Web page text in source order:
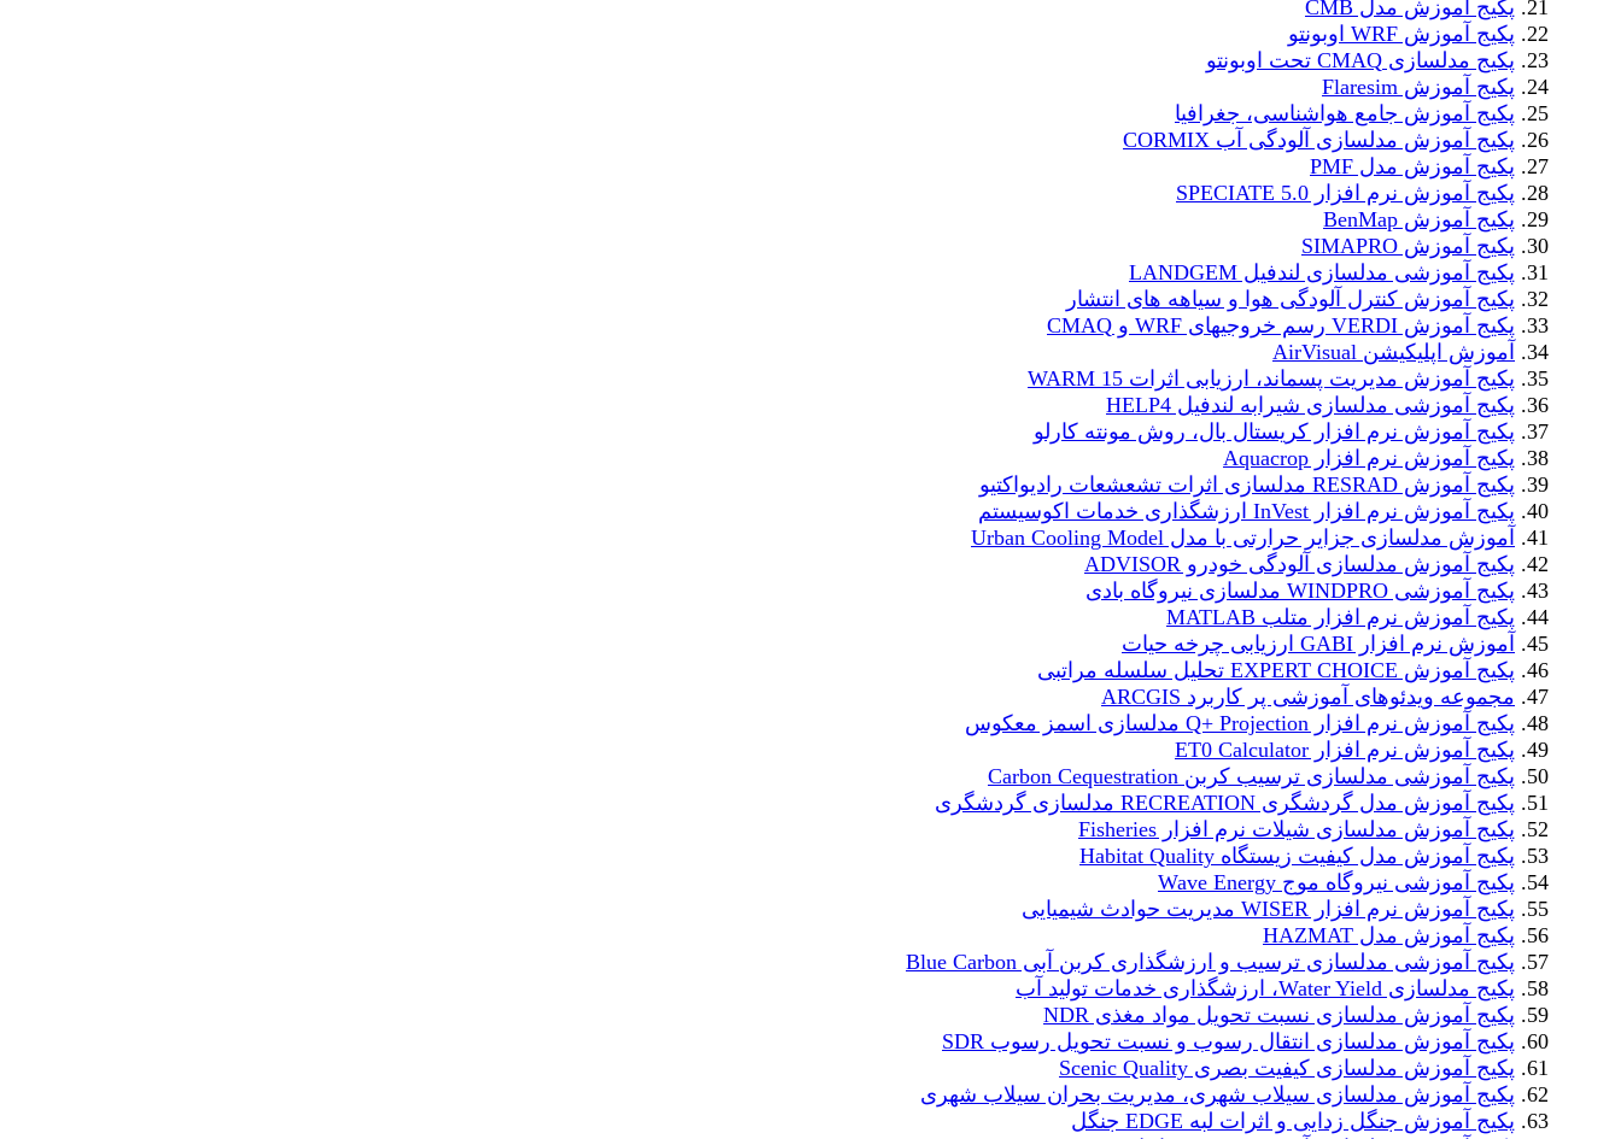
پکیج آموزش مدل CMB
پکیج آموزش WRF اوبونتو
پکیج مدلسازی CMAQ تحت اوبونتو
پکیج آموزش Flaresim
پکیج آموزش جامع هواشناسی، جغرافیا
پکیج آموزش مدلسازی آلودگی آب CORMIX
پکیج آموزش مدل PMF
پکیج آموزش نرم افزار SPECIATE 5.0
پکیج آموزش BenMap
پکیج آموزش SIMAPRO
پکیج آموزشی مدلسازی لندفیل LANDGEM
پکیج آموزش کنترل آلودگی هوا و سیاهه های انتشار
پکیج آموزش VERDI رسم خروجیهای WRF و CMAQ
آموزش اپلیکیشن AirVisual
پکیج آموزش مدیریت پسماند، ارزیابی اثرات WARM 15
پکیج آموزشی مدلسازی شیرابه لندفیل HELP4
پکیج آموزش نرم افزار کریستال بال، روش مونته کارلو
پکیج آموزش نرم افزار Aquacrop
پکیج آموزش RESRAD مدلسازی اثرات تشعشعات رادیواکتیو
پکیج آموزش نرم افزار InVest ارزشگذاری خدمات اکوسیستم
آموزش مدلسازی جزایر حرارتی با مدل Urban Cooling Model
پکیج آموزش مدلسازی آلودگی خودرو ADVISOR
پکیج آموزشی WINDPRO مدلسازی نیروگاه بادی
پکیج آموزش نرم افزار متلب MATLAB
آموزش نرم افزار GABI ارزیابی چرخه حیات
پکیج آموزش EXPERT CHOICE تحلیل سلسله مراتبی
مجموعه ویدئوهای آموزشی پر کاربرد ARCGIS
پکیج آموزش نرم افزار Q+ Projection مدلسازی اسمز معکوس
پکیج آموزش نرم افزار ET0 Calculator
پکیج آموزشی مدلسازی ترسیب کربن Carbon Cequestration
پکیج آموزش مدل گردشگری RECREATION مدلسازی گردشگری
پکیج آموزش مدلسازی شیلات نرم افزار Fisheries
پکیج آموزش مدل کیفیت زیستگاه Habitat Quality
پکیج آموزشی نیروگاه موج Wave Energy
پکیج آموزش نرم افزار WISER مدیریت حوادث شیمیایی
پکیج آموزش مدل HAZMAT
پکیج آموزشی مدلسازی ترسیب و ارزشگذاری کربن آبی Blue Carbon
پکیج مدلسازی Water Yield، ارزشگذاری خدمات تولید آب
پکیج آموزش مدلسازی نسبت تحویل مواد مغذی NDR
پکیج آموزش مدلسازی انتقال رسوب و نسبت تحویل رسوب SDR
پکیج آموزش مدلسازی کیفیت بصری Scenic Quality
پکیج آموزش مدلسازی سیلاب شهری، مدیریت بحران سیلاب شهری
پکیج آموزش جنگل زدایی و اثرات لبه EDGE جنگل